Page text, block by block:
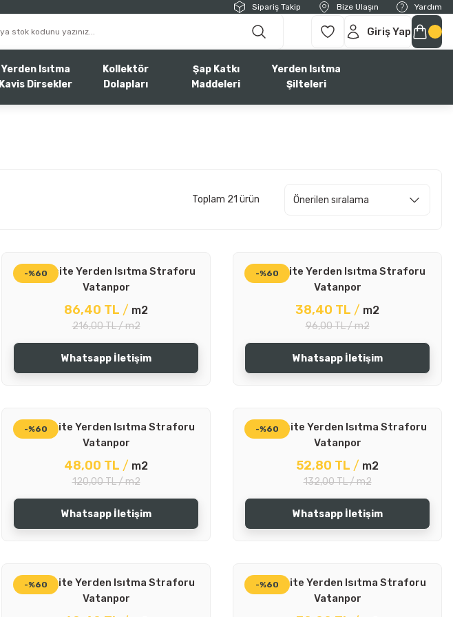
Sipariş Takip Bize Ulaşın Yardım
Giriş Yap
Yerden Isıtma
Kavis Dirsekler
Kollektör
Dolapları
Şap Katkı
Maddeleri
Yerden Isıtma
Şilteleri
Toplam 21 ürün
-%60
40 Dansite Yerden Isıtma Straforu
Vatanpor
86,40 TL / m2
216,00 TL / m2
Whatsapp İletişim
-%60
18 Dansite Yerden Isıtma Straforu
Vatanpor
38,40 TL / m2
96,00 TL / m2
Whatsapp İletişim
-%60
22 Dansite Yerden Isıtma Straforu
Vatanpor
48,00 TL / m2
120,00 TL / m2
Whatsapp İletişim
-%60
24 Dansite Yerden Isıtma Straforu
Vatanpor
52,80 TL / m2
132,00 TL / m2
Whatsapp İletişim
-%60
28 Dansite Yerden Isıtma Straforu
Vatanpor
-%60
32 Dansite Yerden Isıtma Straforu
Vatanpor